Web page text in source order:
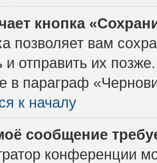
кнопка
позволяет вам
и отправить их
в параграф
к началу
сообщение
конференции